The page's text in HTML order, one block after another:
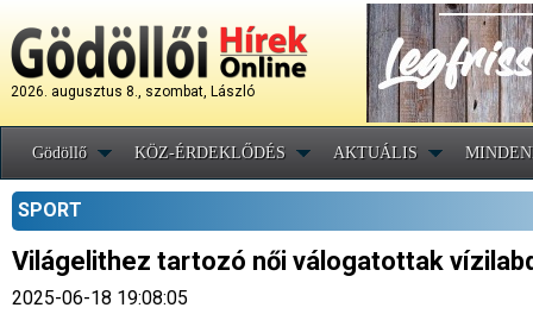
2026. augusztus 8., szombat, László
Gödöllő KÖZ-ÉRDEKLŐDÉS AKTUÁLIS
SPORT
Világelithez tartozó női válogatottak
2025-06-18 19:08:05